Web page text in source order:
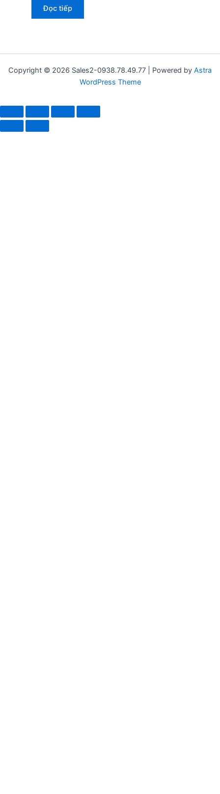
Đọc tiếp
Copyright © 2026 Sales2-0938.78.49.77 | Powered by Astra
WordPress Theme